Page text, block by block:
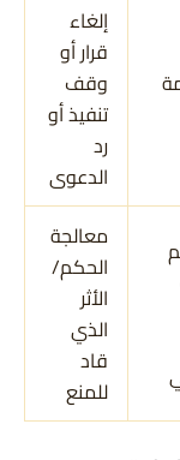
إلغاء
قرار أو
وقف
تنفيذ أو
رد
الدعوى
معالجة
الحكم/
الأثر
الذي
قاد
للمنع